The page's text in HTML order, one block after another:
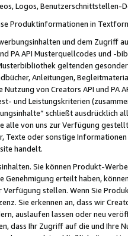
Logos, Benutzerschnittstellen-
Produktinformationen in
und dem Zugriff
PA API Musterquellcodes und
geltenden
Anleitungen,
von Creators API und PA
und Leistungskriterien
schließt ausdrücklich
alle von uns zur Verfügung
Texte oder sonstige
handelt.
Sie können Produkt-
Genehmigung erteilt haben,
Verfügung stellen. Wenn Sie
Sie erkennen an, dass wir
auslaufen lassen oder neu
dass Ihr Zugriff auf die und Ihre